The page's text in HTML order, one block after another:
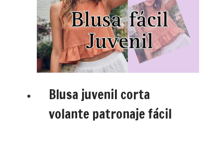
Blusa juvenil corta
volante patronaje fácil